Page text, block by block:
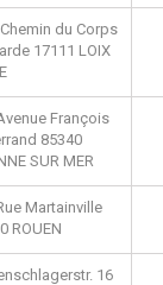
du Corps
17111 LOIX
François
85340
SUR MER
Martainville
ROUEN
16